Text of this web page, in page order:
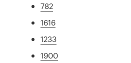
782
1616
1233
1900